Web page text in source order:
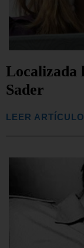
Localizada
Sader
LEER